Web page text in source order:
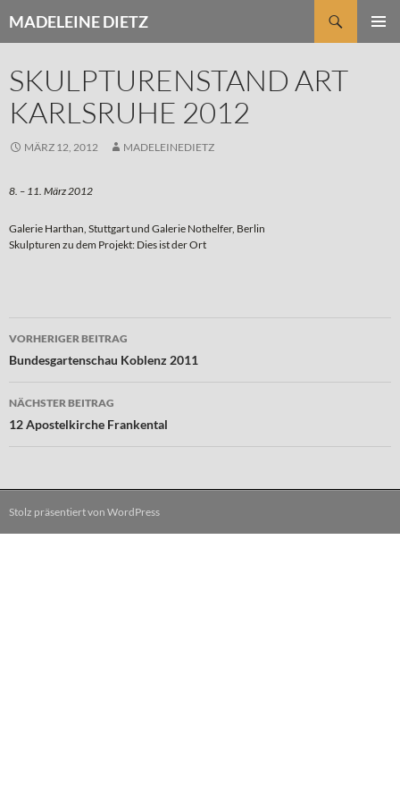
Inhalt
MADELEINE DIETZ
SKULPTURENSTAND ART
KARLSRUHE 2012
MÄRZ 12, 2012 MADELEINEDIETZ
8. – 11. März 2012
Galerie Harthan, Stuttgart und Galerie Nothelfer, Berlin
Skulpturen zu dem Projekt: Dies ist der Ort
Beitragsnavigation
VORHERIGER BEITRAG
Bundesgartenschau Koblenz 2011
NÄCHSTER BEITRAG
12 Apostelkirche Frankental
Stolz präsentiert von WordPress